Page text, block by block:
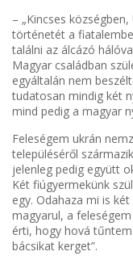
– „Kincses
történetét a
találni az álcázó
Magyar családban
egyáltalán nem
tudatosan mindig két
mind pedig a magyar
Feleségem ukrán
településéről
jelenleg pedig együtt
Két fiúgyermekünk
egy. Odahaza mi is
magyarul, a
érti, hogy hová
bácsikat kerget”.